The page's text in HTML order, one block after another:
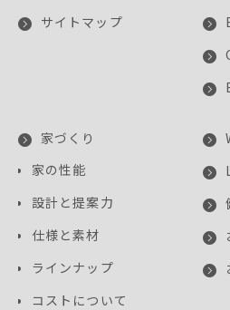
サイトマップ
家づくり
家の性能
設計と提案力
仕様と素材
ラインナップ
コストについて